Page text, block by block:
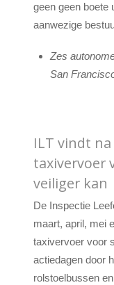
geen geen boete
aanwezige
Zes
San
ILT vindt
taxivervoer
veiliger kan
De Inspectie
maart, april, mei
taxivervoer voor
actiedagen door
rolstoelbussen